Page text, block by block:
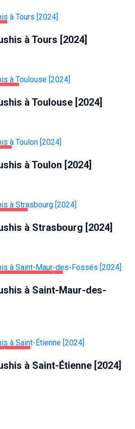
à Tours [2024]
à Toulouse [2024]
à Toulon [2024]
à Strasbourg [2024]
MAUR-DES-FOSSÉS
à Saint-Maur-des-
ÉTIENNE
à Saint-Étienne [2024]